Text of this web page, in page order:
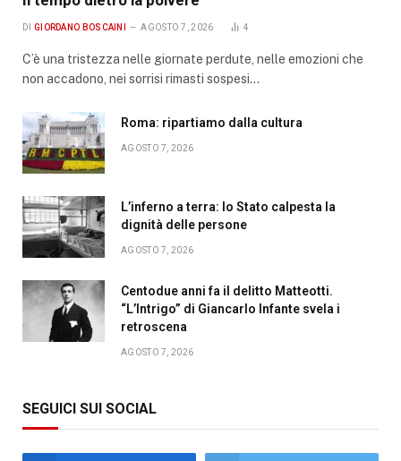
DI GIORDANO BOSCAINI AGOSTO 7, 2026 4
C’è una tristezza nelle giornate perdute, nelle emozioni che
non accadono, nei sorrisi rimasti sospesi…
Roma: ripartiamo dalla cultura
AGOSTO 7, 2026
L’inferno a terra: lo Stato calpesta la
dignità delle persone
AGOSTO 7, 2026
Centodue anni fa il delitto Matteotti.
“L’Intrigo” di Giancarlo Infante svela i
retroscena
AGOSTO 7, 2026
SEGUICI SUI SOCIAL